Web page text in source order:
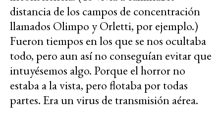
distancia de los campos de concentración
llamados Olimpo y Orletti, por ejemplo.)
Fueron tiempos en los que se nos ocultaba
todo, pero aun así no conseguían evitar que
intuyésemos algo. Porque el horror no
estaba a la vista, pero flotaba por todas
partes. Era un virus de transmisión aérea.